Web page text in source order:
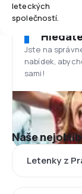
leteckých
společností.
Jste na
nabídek,
sami!
Naše
Letenky z